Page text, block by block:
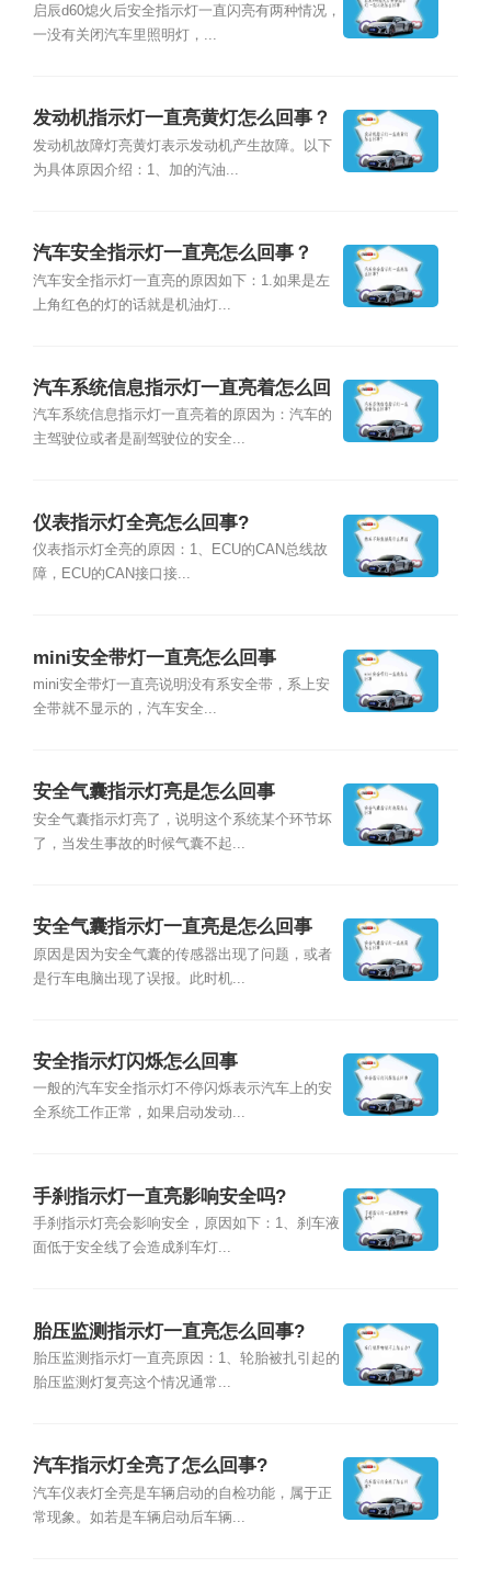
么回事
启辰d60熄火后安全指示灯一直闪亮有两种情况，
一没有关闭汽车里照明灯，...
发动机指示灯一直亮黄灯怎么回事？
发动机故障灯亮黄灯表示发动机产生故障。以下
为具体原因介绍：1、加的汽油...
汽车安全指示灯一直亮怎么回事？
汽车安全指示灯一直亮的原因如下：1.如果是左
上角红色的灯的话就是机油灯...
汽车系统信息指示灯一直亮着怎么回
事？
汽车系统信息指示灯一直亮着的原因为：汽车的
主驾驶位或者是副驾驶位的安全...
仪表指示灯全亮怎么回事?
仪表指示灯全亮的原因：1、ECU的CAN总线故
障，ECU的CAN接口接...
mini安全带灯一直亮怎么回事
mini安全带灯一直亮说明没有系安全带，系上安
全带就不显示的，汽车安全...
安全气囊指示灯亮是怎么回事
安全气囊指示灯亮了，说明这个系统某个环节坏
了，当发生事故的时候气囊不起...
安全气囊指示灯一直亮是怎么回事
原因是因为安全气囊的传感器出现了问题，或者
是行车电脑出现了误报。此时机...
安全指示灯闪烁怎么回事
一般的汽车安全指示灯不停闪烁表示汽车上的安
全系统工作正常，如果启动发动...
手刹指示灯一直亮影响安全吗?
手刹指示灯亮会影响安全，原因如下：1、刹车液
面低于安全线了会造成刹车灯...
胎压监测指示灯一直亮怎么回事?
胎压监测指示灯一直亮原因：1、轮胎被扎引起的
胎压监测灯复亮这个情况通常...
汽车指示灯全亮了怎么回事?
汽车仪表灯全亮是车辆启动的自检功能，属于正
常现象。如若是车辆启动后车辆...